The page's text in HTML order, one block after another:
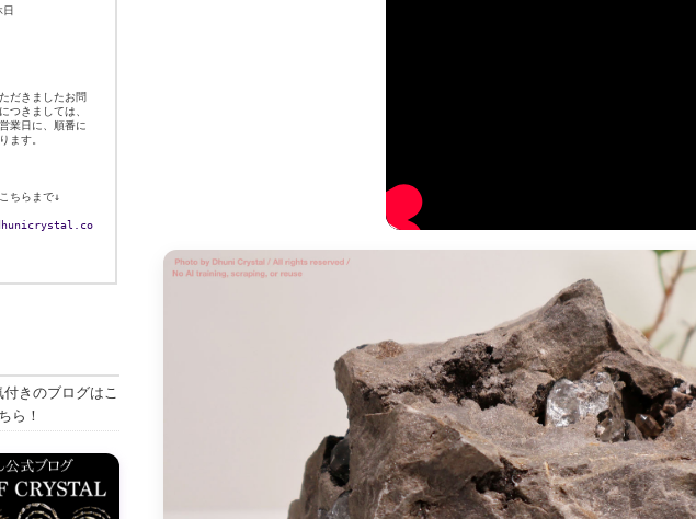
日
だきましたお問
つきましては、
業日に、順番に
ます。
ちらまで↓
きのブログはこ
ちら！